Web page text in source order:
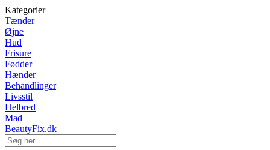
Kategorier
Tænder
Øjne
Hud
Frisure
Fødder
Hænder
Behandlinger
Livsstil
Helbred
Mad
BeautyFix.dk